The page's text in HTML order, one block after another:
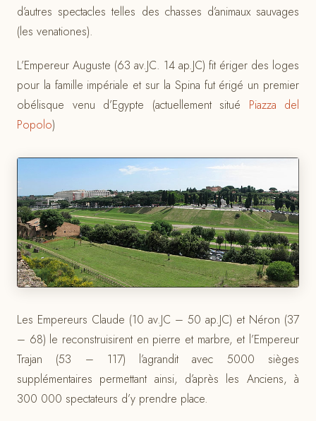
d’autres spectacles telles des chasses d’animaux sauvages
(les venationes).
L’Empereur Auguste (63 av.JC. 14 ap.JC) fit ériger des loges
pour la famille impériale et sur la Spina fut érigé un premier
obélisque venu d’Egypte (actuellement situé Piazza del
Popolo)
Les Empereurs Claude (10 av.JC – 50 ap.JC) et Néron (37
– 68) le reconstruisirent en pierre et marbre, et l’Empereur
Trajan (53 – 117) l’agrandit avec 5000 sièges
supplémentaires permettant ainsi, d’après les Anciens, à
300 000 spectateurs d’y prendre place.